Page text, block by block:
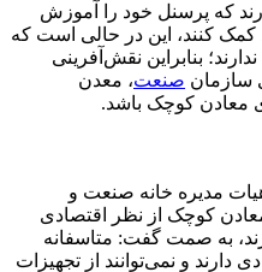
که پرسنل خود را آموزش
کمک کنند، این در حالی است که
بنابراین نقش‌آفرینی
صنعت، معدن
معادن کوچک باشد.
مدیره خانه صنعت و
معادن کوچک از نظر اقتصادی
به صمت گفت: متاسفانه
و نمی‌توانند از تجهیزات